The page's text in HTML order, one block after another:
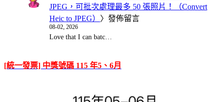
JPEG，可批次處理最多 50 張照片！（Convert
Heic to JPEG） 〉發佈留言
08-02, 2026
Love that I can batc…
[統一發票] 中獎號碼 115 年5、6月